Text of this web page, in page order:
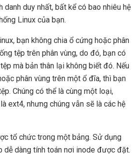
danh duy nhất, bất kể có bao nhiêu hệ
Linux của bạn.
bạn không chia ổ cứng hoặc phân
tệp trên phân vùng, do đó, bạn có
mà bản thân lại không biết đó. Nếu
phân vùng trên một ổ đĩa, thì bạn
Chúng có thể là cùng một loại,
ext4, nhưng chúng vẫn sẽ là các hệ
tổ chức trong một bảng. Sử dụng
dễ dàng tính toán nơi inode được đặt.